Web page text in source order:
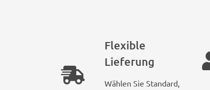
Flexible
Lieferung
Wählen Sie Standard,